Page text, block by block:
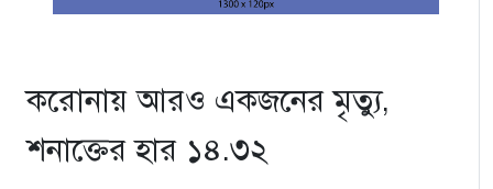
করোনায় আরও একজনের মৃত্যু,
শনাক্তের হার ১৪.৩২